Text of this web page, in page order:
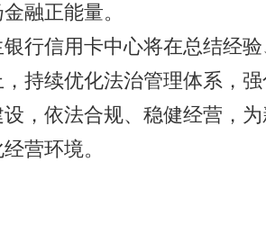
融正能量。
信用卡中心将在总结经验
持续优化法治管理体系，
，依法合规、稳健经营，
营环境。